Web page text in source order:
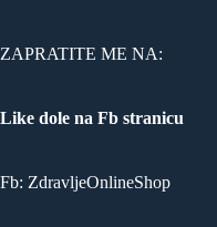
ZAPRATITE ME NA:
Like dole na Fb stranicu
Fb: ZdravljeOnlineShop